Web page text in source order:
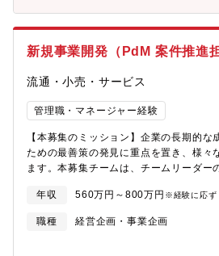
だいています。https://
期に来ており、日本版MaaSの推進やラ
者様や地方自治体様へのシステム提供等
方”や”地方タクシー業界””地域交通”にお
ています。今後はそのノウハウを活用し
に貢献し、トッププレイヤーを目指し推
ション企業の長期的な成功と、それを実
見に重点を置き、様々な案件の事業化を
交通のアセットを活かした新規事業の立
します。■業務内容・電脳交通のアセッ
案推進・株主（資本業務提携先）およ
新規事業開発（PdM 案件推進
流通・小売・サービス
管理職・マネージャー経験
【本募集のミッション】企業の長期的な
ための最善策の発見に重点を置き、様々
ます。本募集チームは、チームリーダー
指し、プロダクトマネジメント全般をお
ム要件定義/既存事業部門との連携/エン
件によってはプロダクトの企画だけでな
も担当して頂きます。【新規事業の立
年収 560万円～800万円 ※経験に応ず
職種
経営企画・事業企画